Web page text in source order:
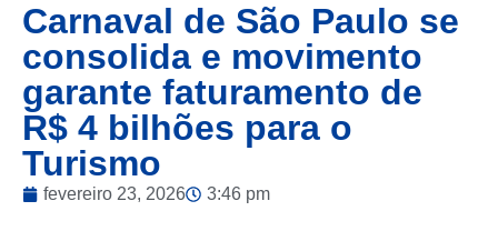
Carnaval de São Paulo se
consolida e movimento
garante faturamento de
R$ 4 bilhões para o
Turismo
fevereiro 23, 2026 3:46 pm